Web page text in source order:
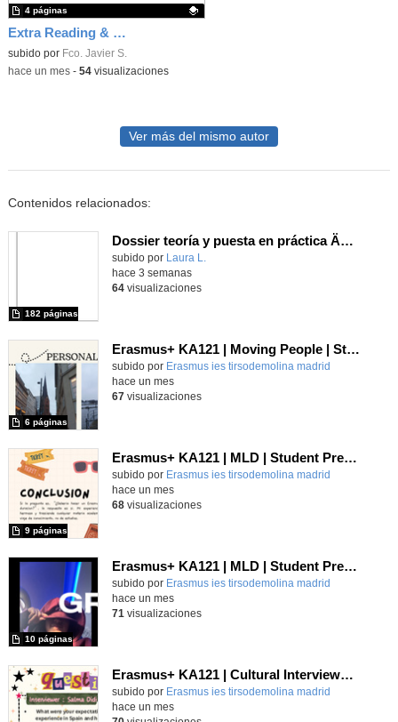
Extra Reading & Writing Unit 4 NI
Contenido educativo.
subido por Fco. Javier S.
4 páginas
-hace un mes- 54visualizaciones
Ver más del mismo autor
Contenidos relacionados:
Dossier teoría y puesta en práctica Äprendizaje Basado en Juegos en Educación Infantil y Primaria
Contenido educativo.
subido por Laura L.
182 páginas
hace 3 semanas
64visualizaciones
Erasmus+ KA121 | Moving People | Student Presentation 2 | Neustadt 2024
Contenido educativo.
subido por Erasmus ies tirsodemolina madrid
6 páginas
hace un mes
67visualizaciones
Erasmus+ KA121 | MLD | Student Presentation 2 | San Bonifacio-Verona 2025
Contenido educativo.
subido por Erasmus ies tirsodemolina madrid
9 páginas
hace un mes
68visualizaciones
Erasmus+ KA121 | MLD | Student Presentation 2 | Rome 2025
Contenido educativo.
subido por Erasmus ies tirsodemolina madrid
10 páginas
hace un mes
71 visualizaciones
Erasmus+ KA121 | Cultural Interviews | Budapest 2025
Contenido educativo.
subido por Erasmus ies tirsodemolina madrid
hace un mes